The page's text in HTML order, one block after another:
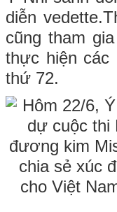
diễn
cũng tham
thực hiện các
thứ 72.